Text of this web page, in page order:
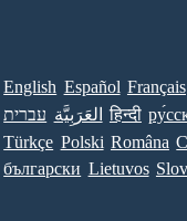
English Español Français
עברית العَرَبِيَّة हिन्दी
Türkçe Polski Româna
български Lietuvos